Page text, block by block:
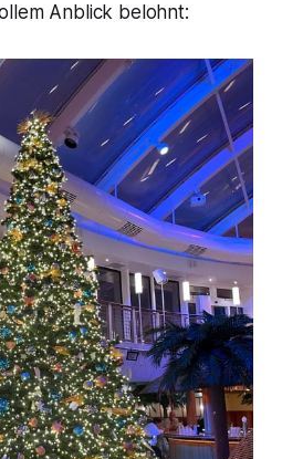
Anblick belohnt: